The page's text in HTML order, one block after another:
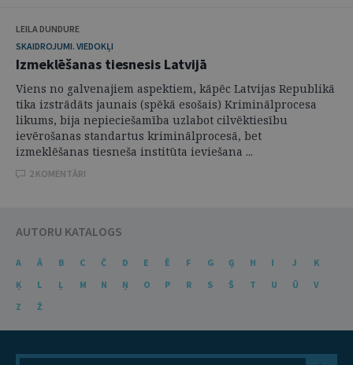
LEILA DUNDURE
SKAIDROJUMI. VIEDOKĻI
Izmeklēšanas tiesnesis Latvijā
Viens no galvenajiem aspektiem, kāpēc Latvijas Republikā
tika izstrādāts jaunais (spēkā esošais) Kriminālprocesa
likums, bija nepieciešamība uzlabot cilvēktiesību
ievērošanas standartus kriminālprocesā, bet
izmeklēšanas tiesneša institūta ieviešana ...
2 KOMENTĀRI
AUTORU KATALOGS
A Ā B C Č D E Ē F G Ģ H I J
K
Ķ
L Ļ M N Ņ O P R S Š T U Ū
V
Z
Ž